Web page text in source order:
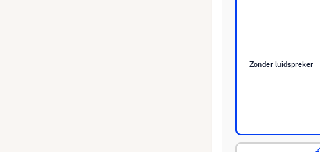
Zonder luidspreker